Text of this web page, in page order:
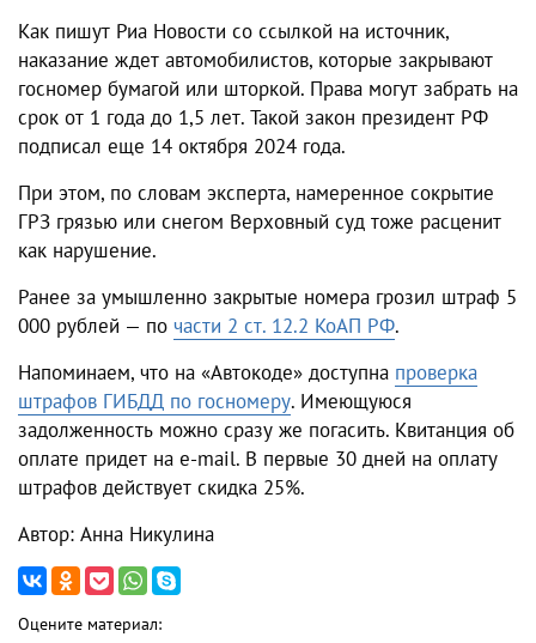
Как пишут Риа Новости со ссылкой на источник,
наказание ждет автомобилистов, которые закрывают
госномер бумагой или шторкой. Права могут забрать на
срок от 1 года до 1,5 лет. Такой закон президент РФ
подписал еще 14 октября 2024 года.
При этом, по словам эксперта, намеренное сокрытие
ГРЗ грязью или снегом Верховный суд тоже расценит
как нарушение.
Ранее за умышленно закрытые номера грозил штраф 5
000 рублей — по части 2 ст. 12.2 КоАП РФ.
Напоминаем, что на «Автокоде» доступна проверка
штрафов ГИБДД по госномеру. Имеющуюся
задолженность можно сразу же погасить. Квитанция об
оплате придет на e-mail. В первые 30 дней на оплату
штрафов действует скидка 25%.
Автор: Анна Никулина
Оцените материал: